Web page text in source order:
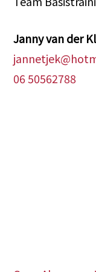
Janny van der
06 50562788